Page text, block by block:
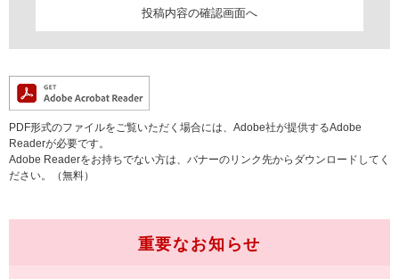
PDF形式のファイルをご覧いただく場合には、Adobe社が提供するAdobe
Readerが必要です。
Adobe Readerをお持ちでない方は、バナーのリンク先からダウンロードしてく
ださい。（無料）
重要なお知らせ